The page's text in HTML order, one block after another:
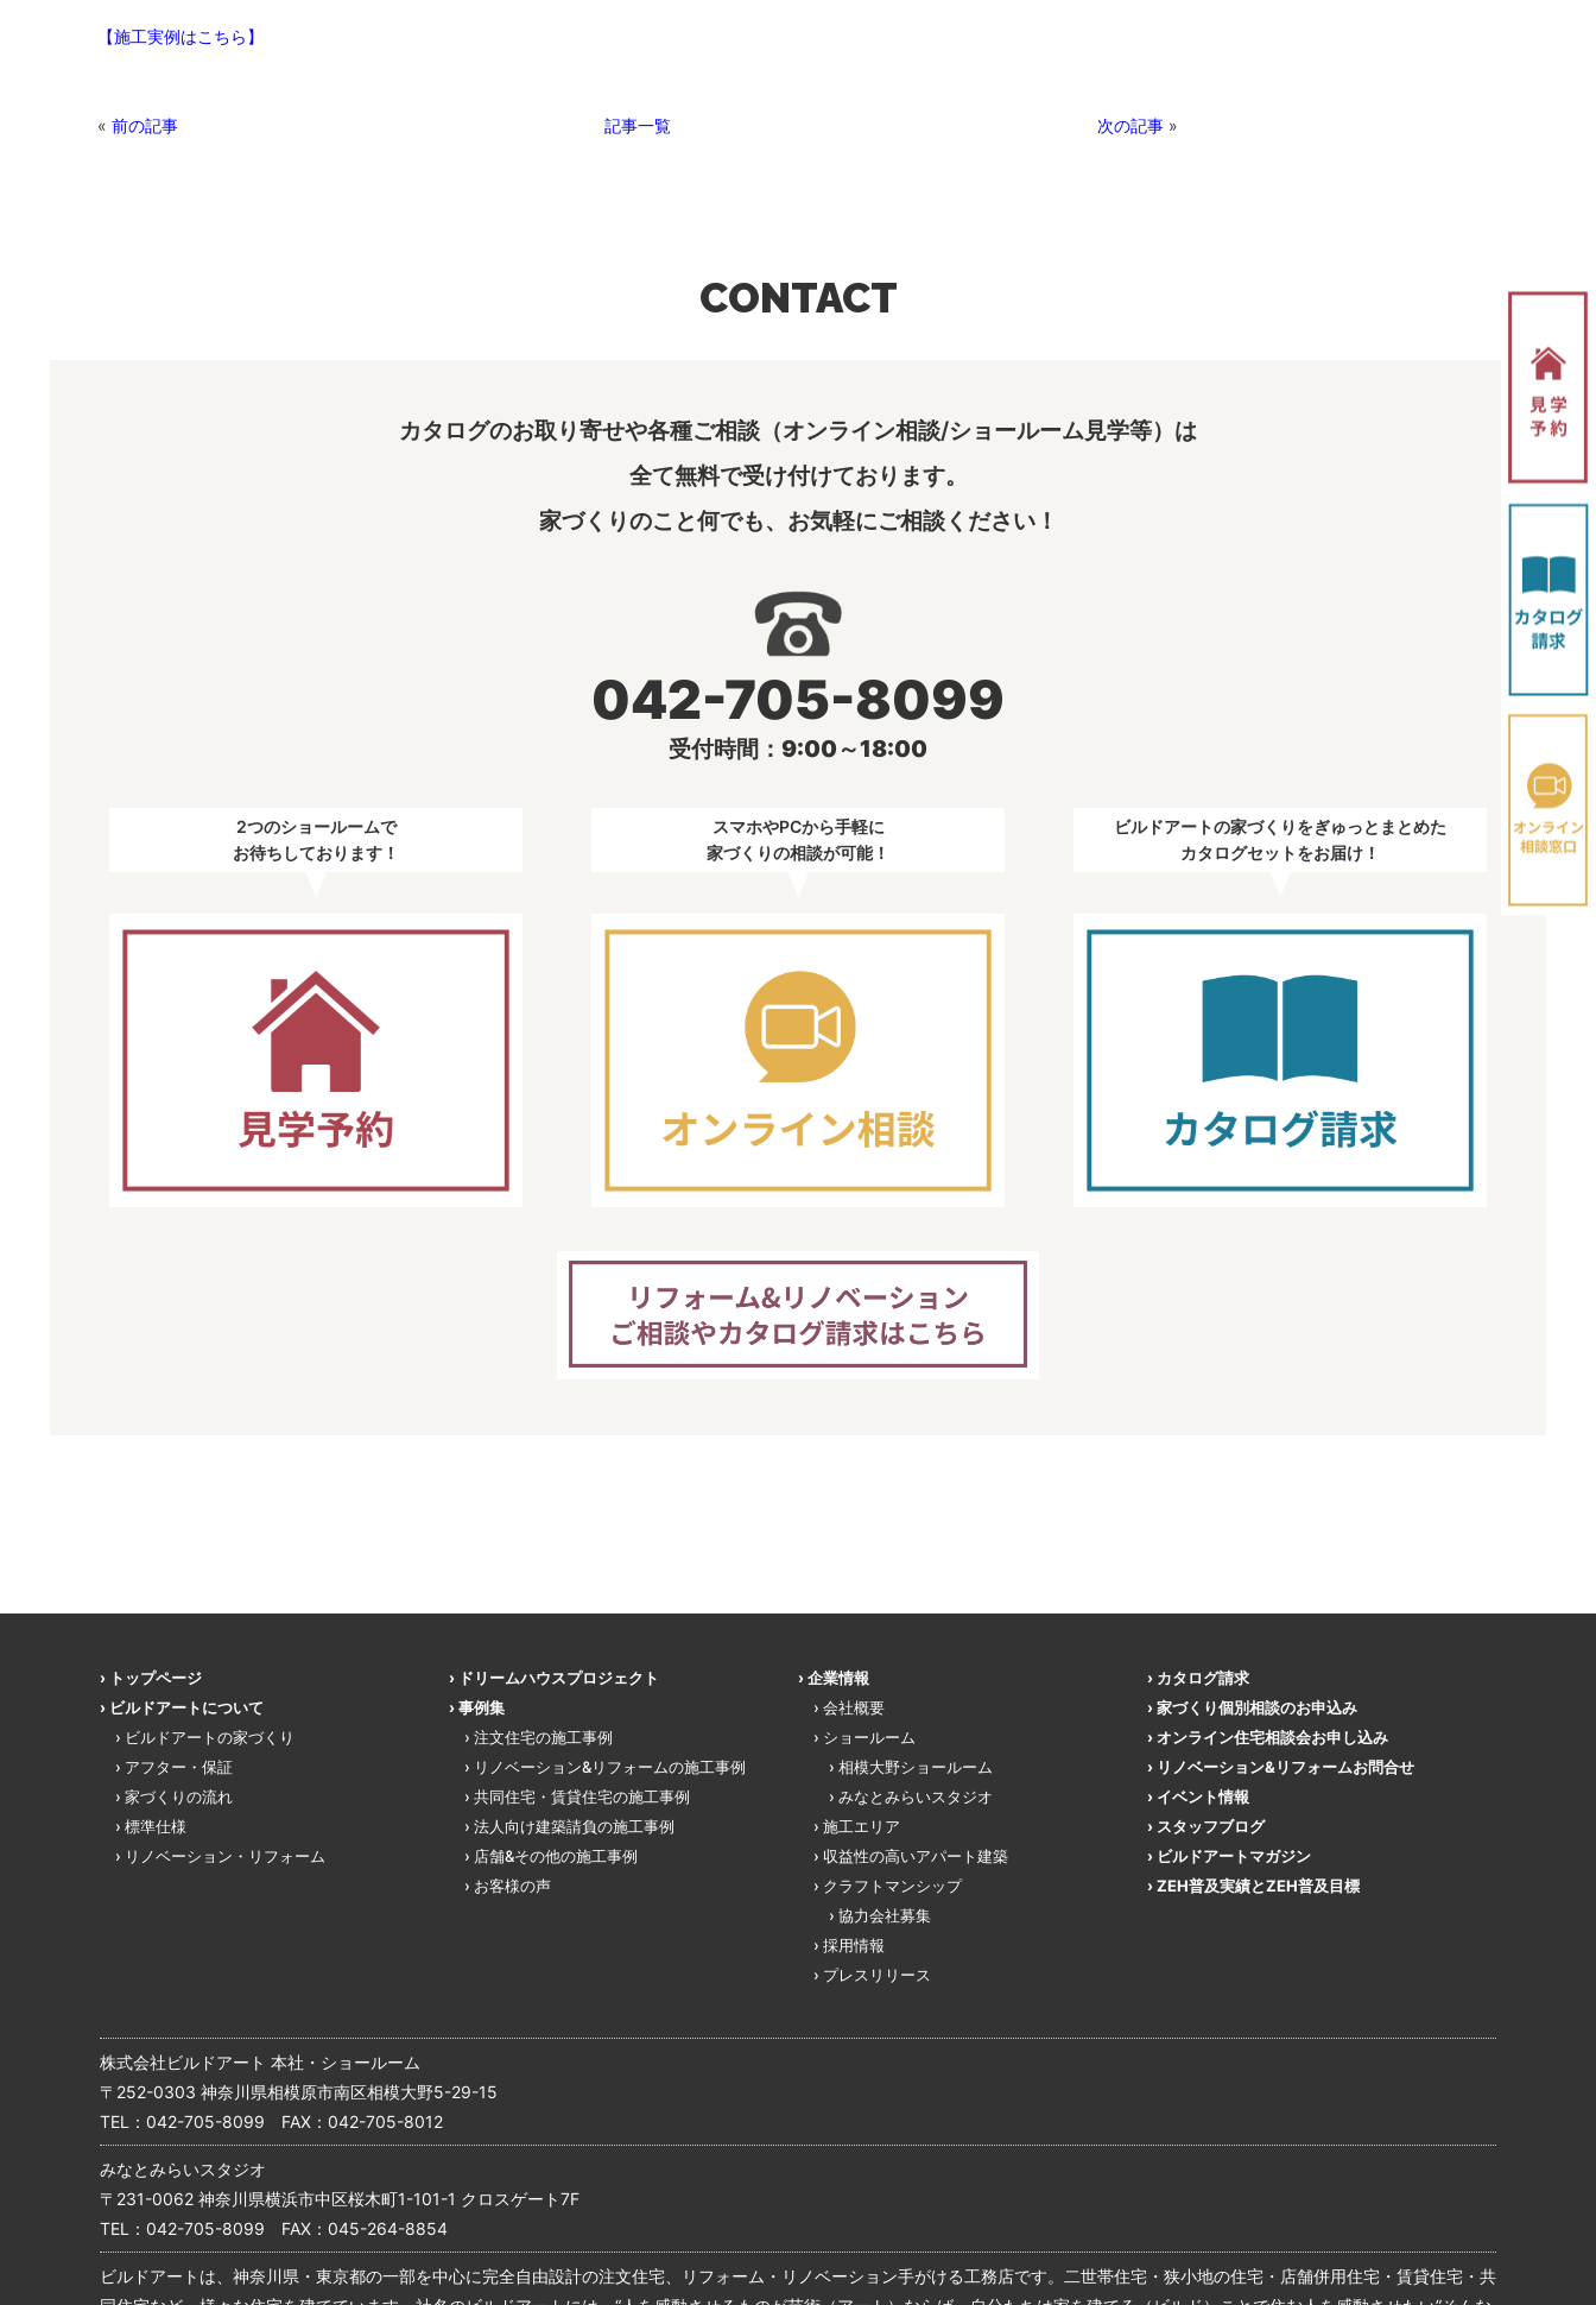
【施工実例はこちら】
記事一覧
« 前の記事 次の記事 »
CONTACT
カタログのお取り寄せや各種ご相談（オンライン相談/ショールーム見学等）は
全て無料で受け付けております。
家づくりのこと何でも、お気軽にご相談ください！
042-705-8099
受付時間：9:00～18:00
2つのショールームで
お待ちしております！
スマホやPCから手軽に
家づくりの相談が可能！
ビルドアートの家づくりをぎゅっとまとめた
カタログセットをお届け！
トップページ
ビルドアートについて
ビルドアートの家づくり
アフター・保証
家づくりの流れ
標準仕様
リノベーション・リフォーム
ドリームハウスプロジェクト
事例集
注文住宅の施工事例
リノベーション&リフォームの施工事例
共同住宅・賃貸住宅の施工事例
法人向け建築請負の施工事例
店舗&その他の施工事例
お客様の声
企業情報
会社概要
ショールーム
相模大野ショールーム
みなとみらいスタジオ
施工エリア
収益性の高いアパート建築
クラフトマンシップ
協力会社募集
採用情報
プレスリリース
カタログ請求
家づくり個別相談のお申込み
オンライン住宅相談会お申し込み
リノベーション&リフォームお問合せ
イベント情報
スタッフブログ
ビルドアートマガジン
ZEH普及実績とZEH普及目標
株式会社ビルドアート 本社・ショールーム
〒252-0303 神奈川県相模原市南区相模大野5-29-15
TEL： 042-705-8099 FAX：042-705-8012
みなとみらいスタジオ
〒231-0062 神奈川県横浜市中区桜木町1-101-1 クロスゲート7F
TEL： 042-705-8099 FAX：045-264-8854
ビルドアートは、神奈川県・東京都の一部を中心に完全自由設計の注文住宅、リフォーム・リノベーション手がける工務店です。二世帯住宅・狭小地の住宅・店舗併用住宅・賃貸住宅・共